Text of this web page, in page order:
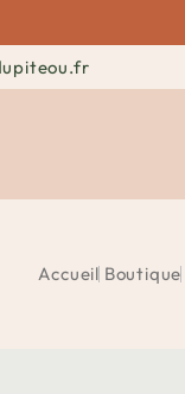
Accueil Boutique